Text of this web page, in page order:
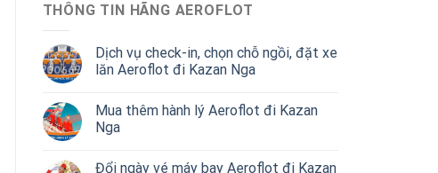
THÔNG TIN HÃNG AEROFLOT
Dịch vụ check-in, chọn chỗ ngồi, đặt xe
lăn Aeroflot đi Kazan Nga
Mua thêm hành lý Aeroflot đi Kazan
Nga
Đổi ngày vé máy bay Aeroflot đi Kazan